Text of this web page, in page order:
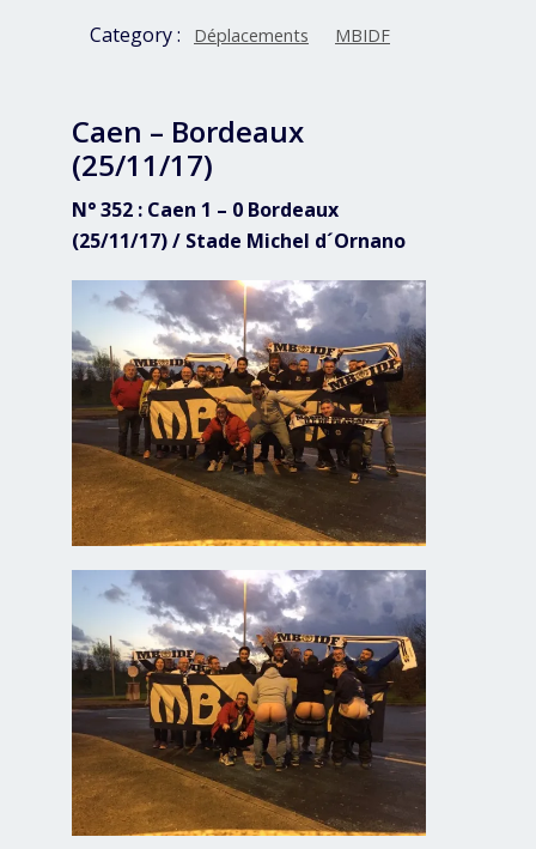
Category : Déplacements MBIDF
Caen – Bordeaux
(25/11/17)
N° 352 : Caen 1 – 0 Bordeaux
(25/11/17) / Stade Michel d´Ornano